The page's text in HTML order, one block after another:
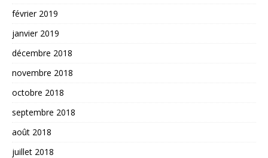
février 2019
janvier 2019
décembre 2018
novembre 2018
octobre 2018
septembre 2018
août 2018
juillet 2018